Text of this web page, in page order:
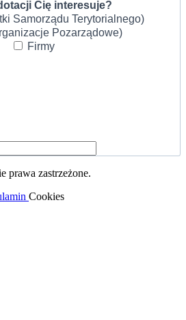
Cię interesuje?
Samorządu Terytorialnego)
Pozarządowe)
Firmy
prawa zastrzeżone.
Cookies